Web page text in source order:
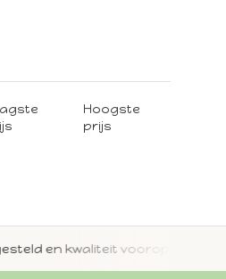
Hoogste
prijs
en kwaliteit voorop.